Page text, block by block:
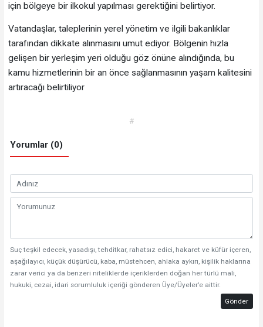
için bölgeye bir ilkokul yapılması gerektiğini belirtiyor.
Vatandaşlar, taleplerinin yerel yönetim ve ilgili bakanlıklar
tarafından dikkate alınmasını umut ediyor. Bölgenin hızla
gelişen bir yerleşim yeri olduğu göz önüne alındığında, bu
kamu hizmetlerinin bir an önce sağlanmasının yaşam kalitesini
artıracağı belirtiliyor
#
Yorumlar (0)
Suç teşkil edecek, yasadışı, tehditkar, rahatsız edici, hakaret ve küfür içeren,
aşağılayıcı, küçük düşürücü, kaba, müstehcen, ahlaka aykırı, kişilik haklarına
zarar verici ya da benzeri niteliklerde içeriklerden doğan her türlü mali,
hukuki, cezai, idari sorumluluk içeriği gönderen Üye/Üyeler’e aittir.
Gönder